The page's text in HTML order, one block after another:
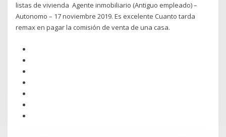
listas de vivienda Agente inmobiliario (Antiguo empleado) –
Autonomo – 17 noviembre 2019. Es excelente Cuanto tarda
remax en pagar la comisión de venta de una casa.